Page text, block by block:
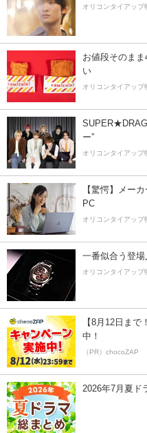
オリコンタイアップ
お値段そのま
い
オリコンタイアップ
ー”
オリコンタイアップ
【驚愕】メー
PC
オリコンタイアップ
一番似合う登
オリコンタイアップ
【8月12日ま
中！
（PR）chocoZAP
2026年7月夏ド